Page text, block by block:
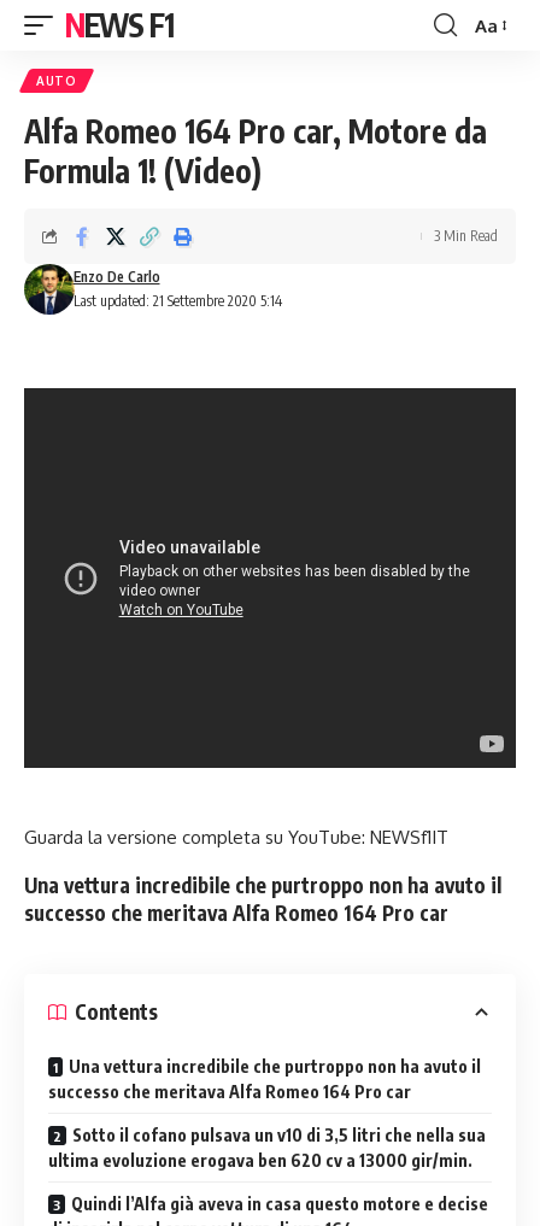
NEWS F1
Font
Aa
AUTO
Alfa Romeo 164 Pro car, Motore da
Formula 1! (Video)
Last updated: 21 Settembre 2020 5:14
Enzo De Carlo
3 Min Read
Guarda la versione completa su YouTube: NEWSf1IT
Una vettura incredibile che purtroppo non ha avuto il
successo che meritava Alfa Romeo 164 Pro car
Contents
Una vettura incredibile che purtroppo non ha avuto il
successo che meritava Alfa Romeo 164 Pro car
Sotto il cofano pulsava un v10 di 3,5 litri che nella sua
ultima evoluzione erogava ben 620 cv a 13000 gir/min.
Quindi l’Alfa già aveva in casa questo motore e decise